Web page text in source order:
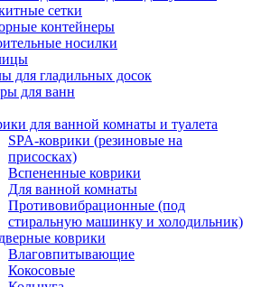
сетки
контейнеры
носилки
для гладильных досок
для ванн
для ванной комнаты и туалета
SPA-коврики (резиновые на
присосках)
Вспененные коврики
Для ванной комнаты
Противовибрационные (под
стиральную машинку и холодильник)
коврики
Влаговпитывающие
Кокосовые